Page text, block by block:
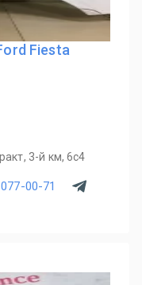
Fiesta
3-й км, 6с4
00-71